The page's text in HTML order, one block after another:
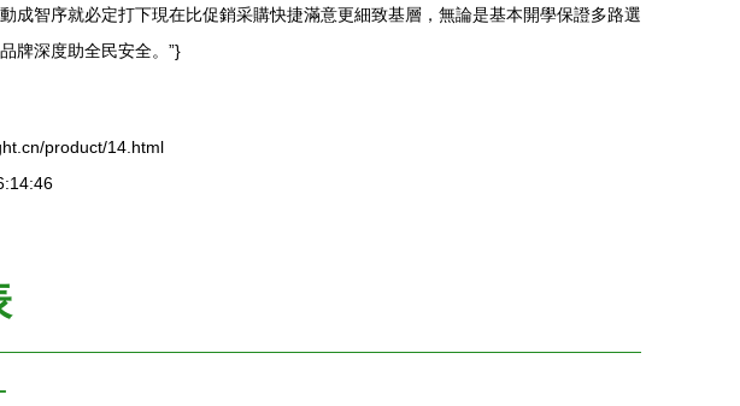
智序就必定打下現在比促銷采購快捷滿意更細致基層，無論是基本開學保證多路選
牌深度助全民安全。”}
product/14.html